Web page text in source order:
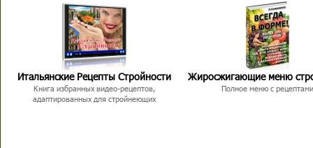
Итальянские Рецепты Стройности
Книга избранных видео-рецептов,
адаптированных для стройнеющих
Жиросжигающие меню
Полное меню с рецептами